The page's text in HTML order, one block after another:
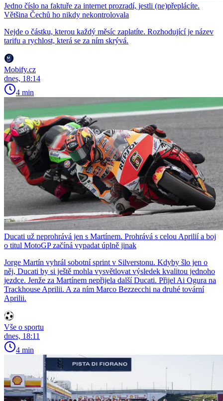
Jedno číslo na faktuře za internet prozradí, jestli (ne)přeplácíte.
Většina Čechů ho nikdy nekontrolovala
Nejde o částku, kterou každý měsíc zaplatíte. Rozhodující je název
tarifu a rychlost, která se za ním skrývá.
Mobify.cz
dnes, 18:14
4 min
Ducati už neprohrává jen s Martínem. Prohrává s celou Aprilií a boj
o titul MotoGP začíná vypadat úplně jinak
Jorge Martín vyhrál sobotní sprint v Silverstonu. Kdyby šlo jen o
něj, Ducati by si ještě mohla vysvětlovat výsledek kvalitou jednoho
jezdce. Jenže za Martínem nepřijela další Ducati. Přijel Ai Ogura na
Trackhouse Aprilii. A za ním Marco Bezzecchi na druhé tovární
Aprilii.
Vše o sportu
dnes, 18:11
4 min